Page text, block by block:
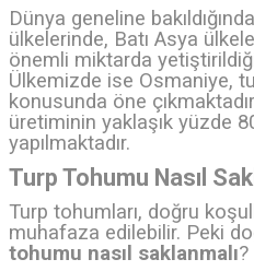
Dünya geneline
ülkelerinde, Batı Asya
önemli miktarda
Ülkemizde ise Osmaniye,
konusunda öne
üretiminin yaklaşık yüzde
yapılmaktadır.
Turp Tohumu Nasıl
Turp tohumları, doğru
muhafaza edilebilir. Peki
tohumu nasıl saklanmalı?